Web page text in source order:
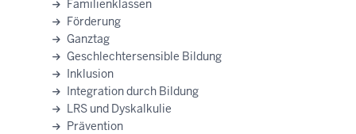
Familienklassen
Förderung
Ganztag
Geschlechtersensible Bildung
Inklusion
Integration durch Bildung
LRS und Dyskalkulie
Prävention